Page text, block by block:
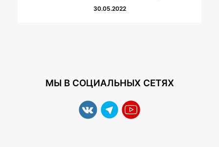
30.05.2022
МЫ В СОЦИАЛЬНЫХ СЕТЯХ